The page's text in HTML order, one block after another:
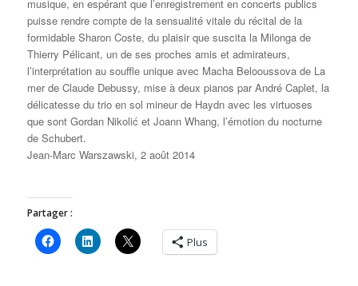
musique, en espérant que l’enregistrement en concerts publics
puisse rendre compte de la sensualité vitale du récital de la
formidable Sharon Coste, du plaisir que suscita la Milongade
Thierry Pélicant, un de ses proches amis et admirateurs,
l’interprétation au souffle unique avec Macha Belooussova de La
merde Claude Debussy, mise à deux pianos par André Caplet, la
délicatesse du trio en sol mineur de Haydn avec les virtuoses
que sont Gordan Nikolić et Joann Whang, l’émotion du nocturne
de Schubert.
Jean-Marc Warszawski, 2 août 2014
Partager :
Plus